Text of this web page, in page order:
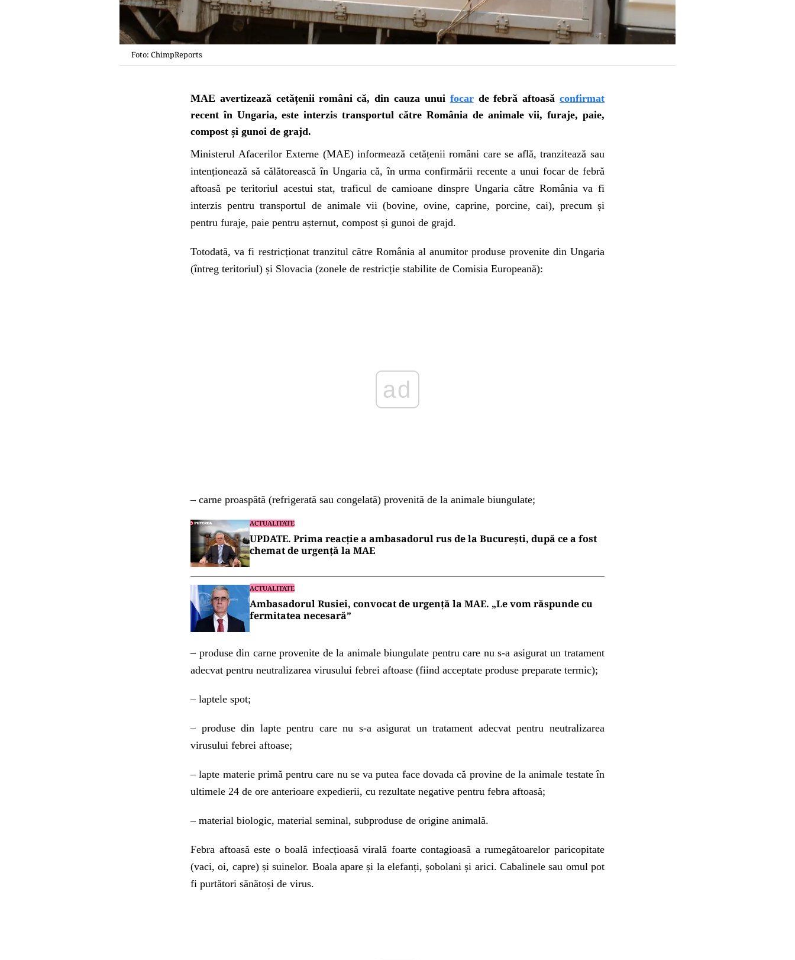
Foto: ChimpReports
MAE avertizează cetățenii români că, din cauza unui focarde febră aftoasăconfirmat
recent în Ungaria, este interzis transportul către România de animale vii, furaje, paie,
compost și gunoi de grajd.
Ministerul Afacerilor Externe (MAE) informează cetățenii români care se află, tranzitează sau
intenționează să călătorească în Ungaria că, în urma confirmării recente a unui focar de febră
aftoasă pe teritoriul acestui stat, traficul de camioane dinspre Ungaria către România va fi
interzis pentru transportul de animale vii (bovine, ovine, caprine, porcine, cai), precum și
pentru furaje, paie pentru așternut, compost și gunoi de grajd.
Totodată, va fi restricționat tranzitul către România al anumitor produse provenite din Ungaria
(întreg teritoriul) și Slovacia (zonele de restricție stabilite de Comisia Europeană):
– carne proaspătă (refrigerată sau congelată) provenită de la animale biungulate;
ACTUALITATE
UPDATE. Prima reacție a ambasadorul rus de la București, după ce a fost
chemat de urgență la MAE
ACTUALITATE
Ambasadorul Rusiei, convocat de urgență la MAE. „Le vom răspunde cu
fermitatea necesară”
– produse din carne provenite de la animale biungulate pentru care nu s-a asigurat un tratament
adecvat pentru neutralizarea virusului febrei aftoase (fiind acceptate produse preparate termic);
– laptele spot;
– produse din lapte pentru care nu s-a asigurat un tratament adecvat pentru neutralizarea
virusului febrei aftoase;
– lapte materie primă pentru care nu se va putea face dovada că provine de la animale testate în
ultimele 24 de ore anterioare expedierii, cu rezultate negative pentru febra aftoasă;
– material biologic, material seminal, subproduse de origine animală.
Febra aftoasă este o boală infecțioasă virală foarte contagioasă a rumegătoarelor paricopitate
(vaci, oi, capre) și suinelor. Boala apare și la elefanți, șobolani și arici. Cabalinele sau omul pot
fi purtători sănătoși de virus.